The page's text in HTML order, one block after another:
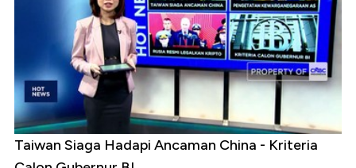
Taiwan Siaga Hadapi Ancaman China - Kriteria